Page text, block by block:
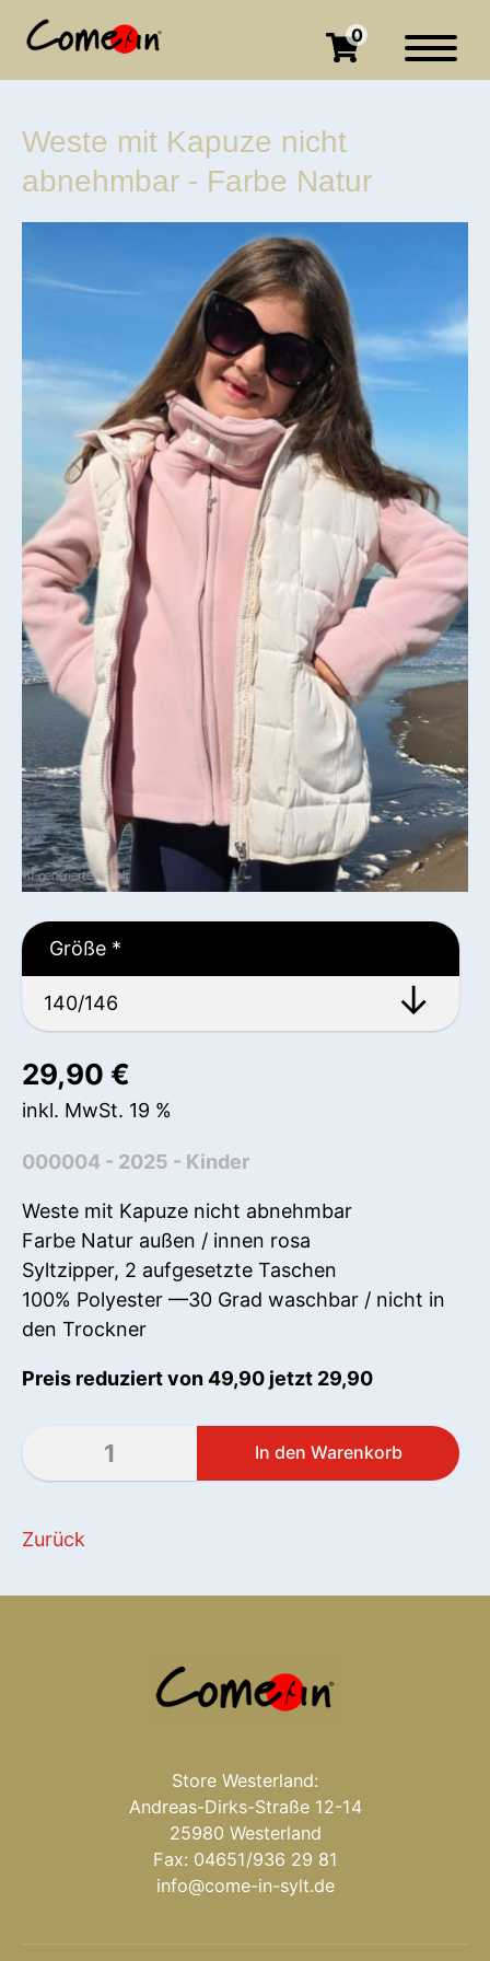
0
Weste mit Kapuze nicht
abnehmbar - Farbe Natur
Größe *
29,90 €
inkl. MwSt. 19 %
000004 - 2025 - Kinder
Weste mit Kapuze nicht abnehmbar
Farbe Natur außen / innen rosa
Syltzipper, 2 aufgesetzte Taschen
100% Polyester —30 Grad waschbar / nicht in
den Trockner
Preis reduziert von 49,90 jetzt 29,90
Zurück
Store Westerland:
Andreas-Dirks-Straße 12-14
25980 Westerland
Fax: 04651/936 29 81
info@come-in-sylt.de